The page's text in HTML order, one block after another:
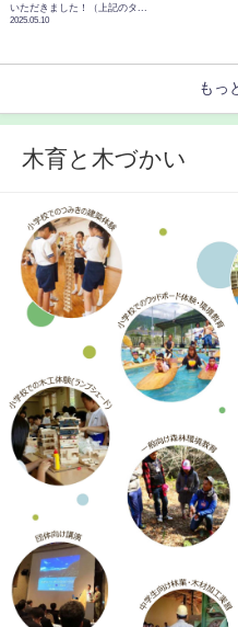
いただきました！（上記のタ...
2025.05.10
もっ
木育と木づかい